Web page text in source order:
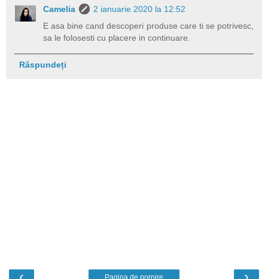
Camelia
2 ianuarie 2020 la 12:52
E asa bine cand descoperi produse care ti se potrivesc,
sa le folosesti cu placere in continuare.
Răspundeți
Pagina de pornire